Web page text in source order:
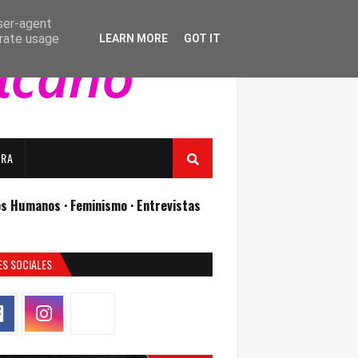
Humanos · Feminismo · Entrevistas
SOCIALES
agent
usage
LEARN MORE GOT IT